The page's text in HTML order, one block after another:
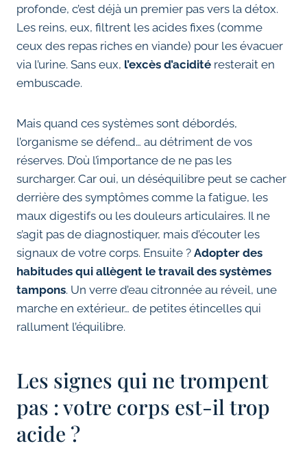
profonde, c’est déjà un premier pas vers la détox.
Les reins, eux, filtrent les acides fixes (comme
ceux des repas riches en viande) pour les évacuer
via l’urine. Sans eux, l’excès d’acidité resterait en
embuscade.
Mais quand ces systèmes sont débordés,
l’organisme se défend… au détriment de vos
réserves. D’où l’importance de ne pas les
surcharger. Car oui, un déséquilibre peut se cacher
derrière des symptômes comme la fatigue, les
maux digestifs ou les douleurs articulaires. Il ne
s’agit pas de diagnostiquer, mais d’écouter les
signaux de votre corps. Ensuite ? Adopter des
habitudes qui allègent le travail des systèmes
tampons. Un verre d’eau citronnée au réveil, une
marche en extérieur… de petites étincelles qui
rallument l’équilibre.
Les signes qui ne trompent
pas : votre corps est-il trop
acide ?